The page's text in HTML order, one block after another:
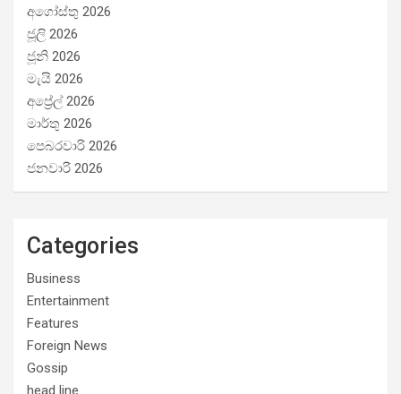
අගෝස්තු 2026
ජූලි 2026
ජූනි 2026
මැයි 2026
අප්‍රේල් 2026
මාර්තු 2026
පෙබරවාරි 2026
ජනවාරි 2026
Categories
Business
Entertainment
Features
Foreign News
Gossip